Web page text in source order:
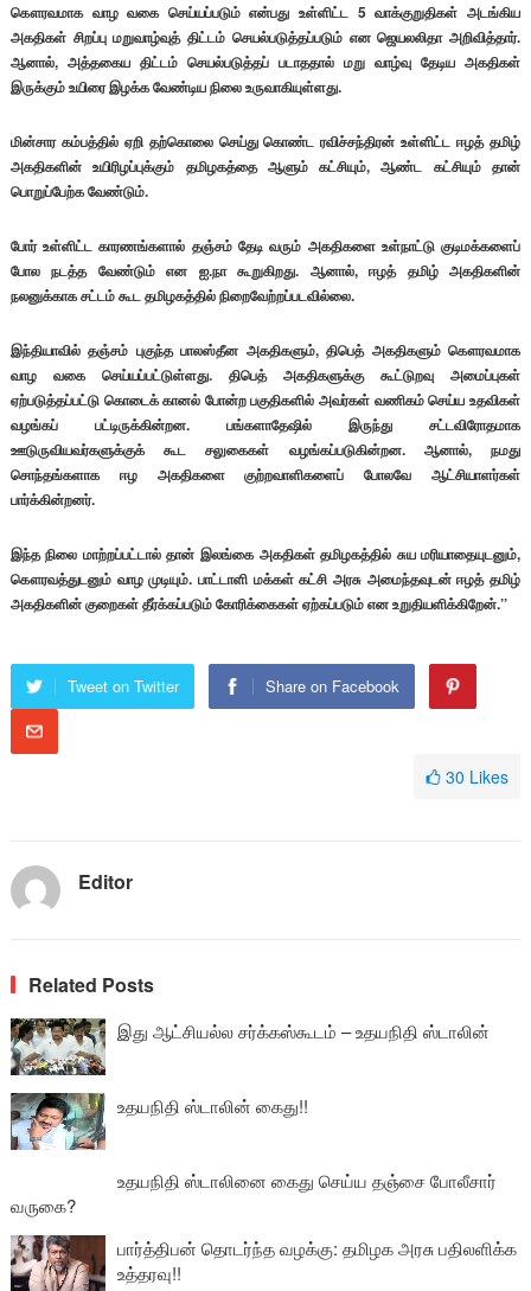
கௌரவமாக வாழ வகை செய்யப்படும் என்பது உள்ளிட்ட 5 வாக்குறுதிகள் அடங்கிய
அகதிகள் சிறப்பு மறுவாழ்வுத் திட்டம் செயல்படுத்தப்படும் என ஜெயலலிதா அறிவித்தார்.
ஆனால், அத்தகைய திட்டம் செயல்படுத்தப் படாததால் மறு வாழ்வு தேடிய அகதிகள்
இருக்கும் உயிரை இழக்க வேண்டிய நிலை உருவாகியுள்ளது.
மின்சார கம்பத்தில் ஏறி தற்கொலை செய்து கொண்ட ரவிச்சந்திரன் உள்ளிட்ட ஈழத் தமிழ்
அகதிகளின் உயிரிழப்புக்கும் தமிழகத்தை ஆளும் கட்சியும், ஆண்ட கட்சியும் தான்
பொறுப்பேற்க வேண்டும்.
போர் உள்ளிட்ட காரணங்களால் தஞ்சம் தேடி வரும் அகதிகளை உள்நாட்டு குடிமக்களைப்
போல நடத்த வேண்டும் என ஐ.நா கூறுகிறது. ஆனால், ஈழத் தமிழ் அகதிகளின்
நலனுக்காக சட்டம் கூட தமிழகத்தில் நிறைவேற்றப்படவில்லை.
இந்தியாவில் தஞ்சம் புகுந்த பாலஸ்தீன அகதிகளும், திபெத் அகதிகளும் கௌரவமாக
வாழ வகை செய்யப்பட்டுள்ளது. திபெத் அகதிகளுக்கு கூட்டுறவு அமைப்புகள்
ஏற்படுத்தப்பட்டு கொடைக் கானல் போன்ற பகுதிகளில் அவர்கள் வணிகம் செய்ய உதவிகள்
வழங்கப் பட்டிருக்கின்றன. பங்களாதேஷில் இருந்து சட்டவிரோதமாக
ஊடுருவியவர்களுக்குக் கூட சலுகைகள் வழங்கப்படுகின்றன. ஆனால், நமது
சொந்தங்களாக ஈழ அகதிகளை குற்றவாளிகளைப் போலவே ஆட்சியாளர்கள்
பார்க்கின்றனர்.
இந்த நிலை மாற்றப்பட்டால் தான் இலங்கை அகதிகள் தமிழகத்தில் சுய மரியாதையுடனும்,
கௌரவத்துடனும் வாழ முடியும். பாட்டாளி மக்கள் கட்சி அரசு அமைந்தவுடன் ஈழத் தமிழ்
அகதிகளின் குறைகள் தீர்க்கப்படும் கோரிக்கைகள் ஏற்கப்படும் என உறுதியளிக்கிறேன்.’’
Tweet on Twitter Share on Facebook
30 Likes
Editor
Related Posts
இது ஆட்சியல்ல சர்க்கஸ்கூடம் – உதயநிதி ஸ்டாலின்
உதயநிதி ஸ்டாலின் கைது!!
உதயநிதி ஸ்டாலினை கைது செய்ய தஞ்சை போலீசார்
வருகை?
பார்த்திபன் தொடர்ந்த வழக்கு: தமிழக அரசு பதிலளிக்க
உத்தரவு!!